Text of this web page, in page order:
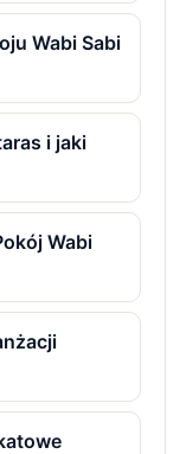
Wabi Sabi
i jaki
Wabi